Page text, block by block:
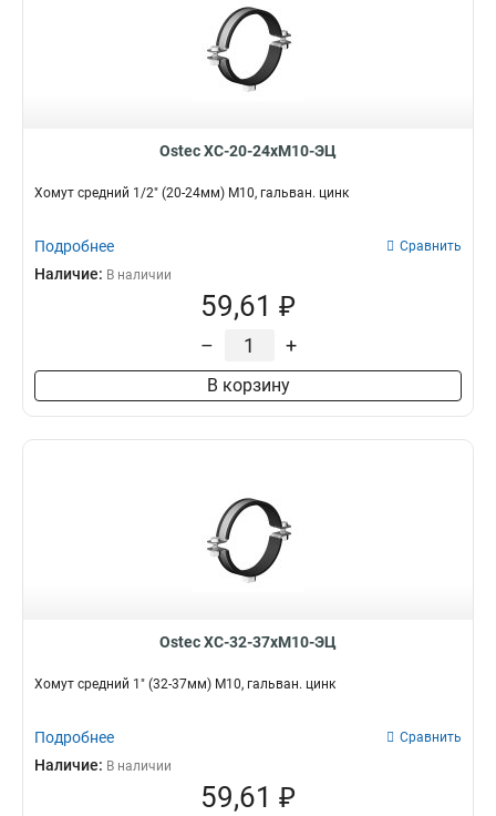
Ostec ХС-20-24хМ10-ЭЦ
Хомут средний 1/2" (20-24мм) М10, гальван. цинк
Подробнее Сравнить
Наличие: В наличии
59,61 ₽
– +
В корзину
Ostec ХС-32-37хМ10-ЭЦ
Хомут средний 1" (32-37мм) М10, гальван. цинк
Подробнее Сравнить
Наличие: В наличии
59,61 ₽